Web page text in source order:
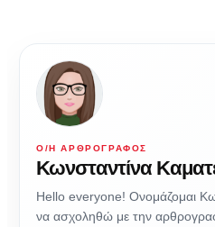
Ο/Η ΑΡΘΡΟΓΡΆΦΟΣ
Κωνσταντίνα
Hello everyone! Ονομάζομαι
να ασχοληθώ με την